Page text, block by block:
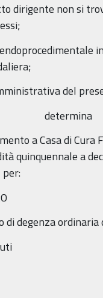
dirigente non si
del
determina
a Casa di
quinquennale a
degenza ordinaria